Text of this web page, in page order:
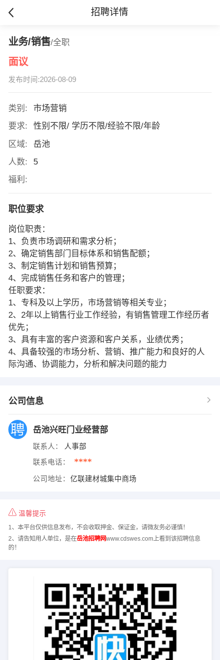
招聘详情
业务/销售/全职
面议
发布时间:2026-08-09
类别:
市场营销
要求:
性别不限/ 学历不限/经验不限/年龄
区域:
岳池
人数:
5
福利:
职位要求
岗位职责：
1、负责市场调研和需求分析；
2、确定销售部门目标体系和销售配额；
3、制定销售计划和销售预算；
4、完成销售任务和客户的管理；
任职要求：
1、专科及以上学历，市场营销等相关专业；
2、2年以上销售行业工作经验，有销售管理工作经历者
优先；
3、具有丰富的客户资源和客户关系，业绩优秀；
4、具备较强的市场分析、营销、推广能力和良好的人
际沟通、协调能力，分析和解决问题的能力
公司信息
岳池兴旺门业经营部
联系人： 人事部
联系电话： ****
公司地址： 亿联建材城集中商场
温馨提示
1、本平台仅供信息发布，不会收取押金、保证金，请微友务必谨慎！
2、请告知用人单位，是在岳池招聘网www.cdswes.com上看到该招聘信息
的！